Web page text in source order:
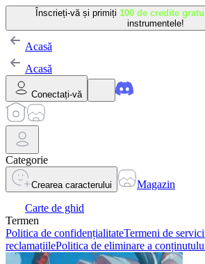
Înscrieți-vă și primiți 100 de credite
instrumentele!
Acasă
Acasă
Conectați-vă
Categorie
Crearea caracterului
Magazin
Carte de ghid
Termen
Politica de confidențialitateTermeni de
reclamațiilePolitica de eliminare a